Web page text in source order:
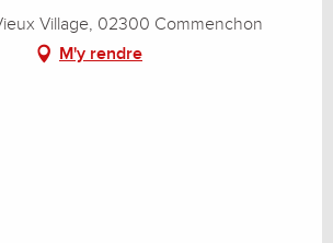
Village, 02300 Commenchon
M'y rendre